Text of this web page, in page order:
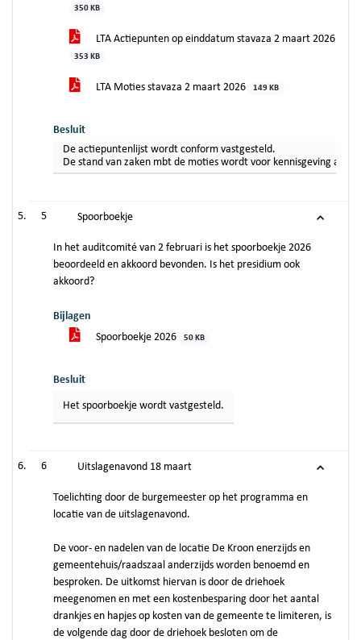
350 KB
LTA Actiepunten op einddatum stavaza 2 maart 2026
353 KB
LTA Moties stavaza 2 maart 2026 149 KB
Besluit
De actiepuntenlijst wordt conform vastgesteld.
De stand van zaken mbt de moties wordt voor kennisgeving
5 Spoorboekje
In het auditcomité van 2 februari is het spoorboekje 2026
beoordeeld en akkoord bevonden. Is het presidium ook
akkoord?
Bijlagen
Spoorboekje 2026
50 KB
Besluit
Het spoorboekje wordt vastgesteld.
6 Uitslagenavond 18 maart
Toelichting door de burgemeester op het programma en
locatie van de uitslagenavond.
De voor- en nadelen van de locatie De Kroon enerzijds en
gemeentehuis/raadszaal anderzijds worden benoemd en
besproken. De uitkomst hiervan is door de driehoek
meegenomen en met een kostenbesparing door het aantal
drankjes en hapjes op kosten van de gemeente te limiteren, is
de volgende dag door de driehoek besloten om de